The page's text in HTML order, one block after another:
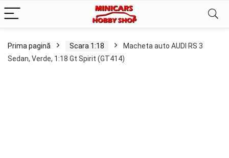
Prima pagină Scara 1:18
Macheta auto AUDI RS 3
Sedan, Verde, 1:18 Gt Spirit (GT414)